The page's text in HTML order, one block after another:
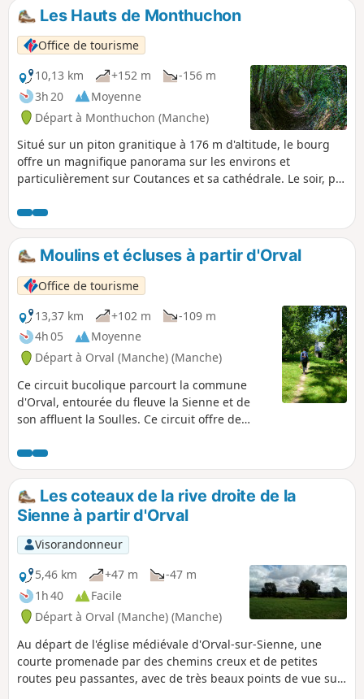
Les Hauts de Monthuchon
Office de tourisme
10,13 km
+152 m
-156 m
3h 20
Moyenne
Départ à Monthuchon (Manche)
Situé sur un piton granitique à 176 m d'altitude, le bourg
offre un magnifique panorama sur les environs et
particulièrement sur Coutances et sa cathédrale. Le soir, par
Moulins et écluses à partir d'Orval
Office de tourisme
13,37 km
+102 m
-109 m
4h 05
Moyenne
Départ à Orval (Manche) (Manche)
Ce circuit bucolique parcourt la commune
d'Orval, entourée du fleuve la Sienne et de
son affluent la Soulles. Ce circuit offre de
de Coutances et permet la découverte d'une
nature préservée et riche.
Les coteaux de la rive droite de la
Sienne à partir d'Orval
Visorandonneur
5,46 km
+47 m
-47 m
1h 40
Facile
Départ à Orval (Manche) (Manche)
Au départ de l'église médiévale d'Orval-sur-Sienne, une
courte promenade par des chemins creux et de petites
routes peu passantes, avec de très beaux points de vue sur